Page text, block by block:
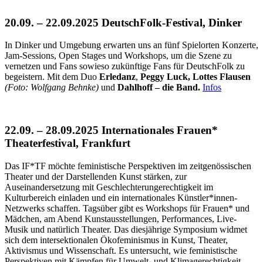
20.09. – 22.09.2025 DeutschFolk-Festival, Dinker
In Dinker und Umgebung erwarten uns an fünf Spielorten Konzerte,
Jam-Sessions, Open Stages und Workshops, um die Szene zu
vernetzen und Fans sowieso zukünftige Fans für DeutschFolk zu
begeistern. Mit dem Duo Erledanz, Peggy Luck, Lottes Flausen
(Foto: Wolfgang Behnke) und Dahlhoff – die Band. Infos
22.09. – 28.09.2025 Internationales Frauen*
Theaterfestival, Frankfurt
Das IF*TF möchte feministische Perspektiven im zeitgenössischen
Theater und der Darstellenden Kunst stärken, zur
Auseinandersetzung mit Geschlechterungerechtigkeit im
Kulturbereich einladen und ein internationales Künstler*innen-
Netzwerks schaffen. Tagsüber gibt es Workshops für Frauen* und
Mädchen, am Abend Kunstausstellungen, Performances, Live-
Musik und natürlich Theater. Das diesjährige Symposium widmet
sich dem intersektionalen Ökofeminismus in Kunst, Theater,
Aktivismus und Wissenschaft. Es untersucht, wie feministische